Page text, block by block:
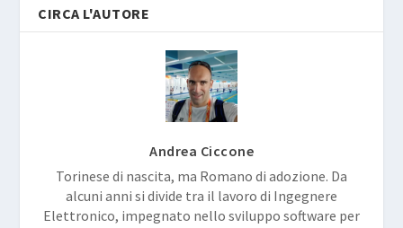
CIRCA L'AUTORE
Andrea Ciccone
Torinese di nascita, ma Romano di adozione. Da
alcuni anni si divide tra il lavoro di Ingegnere
Elettronico, impegnato nello sviluppo software per